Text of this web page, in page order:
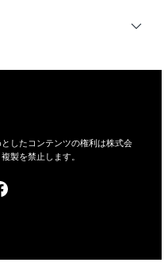
したコンテンツの権利は株式会
製を禁止します。